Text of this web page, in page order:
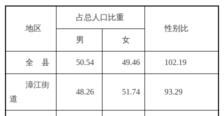
地区
占总人口比重
性别比
男
女
全 县 50.54 49.46 102.19
漳江街
道
48.26 51.74 93.29